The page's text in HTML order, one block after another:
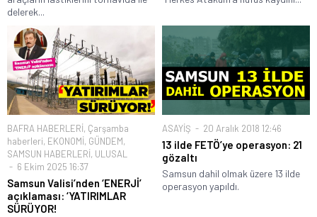
delerek...
BAFRA HABERLERİ, Çarşamba
haberleri, EKONOMİ, GÜNDEM,
SAMSUN HABERLERİ, ULUSAL
6 Ekim 2025 16:37
Samsun Valisi’nden ‘ENERJİ’
açıklaması: ‘YATIRIMLAR
SÜRÜYOR!
ASAYİŞ 20 Aralık 2018 12:46
13 ilde FETÖ’ye operasyon: 21
gözaltı
Samsun dahil olmak üzere 13 ilde
operasyon yapıldı.